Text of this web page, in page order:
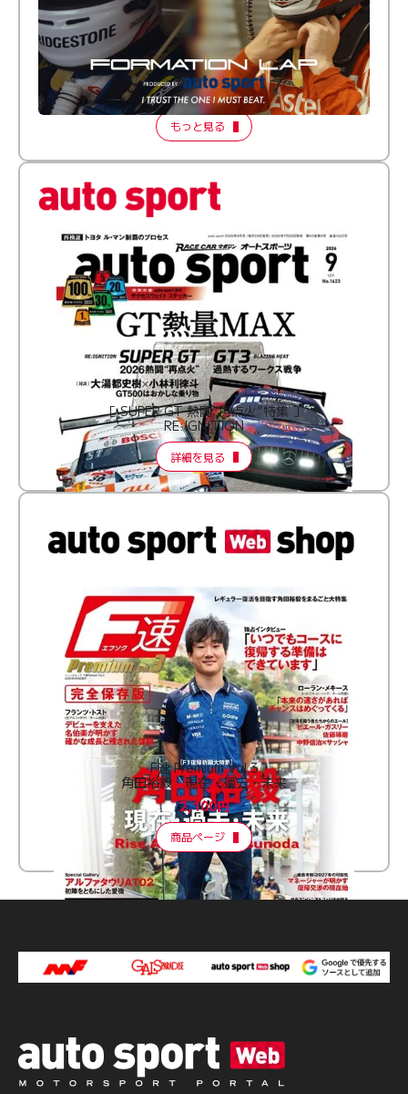
倒す相手を、信じてる。小林利徠斗 × 野村勇斗
【FORMATION LAP Produced by auto sport】
2026 Episode 2
もっと見る
［ SUPER GT 熱闘“再点火”特集 ］
RE:IGNITION
詳細を見る
F速 Premium Vol.3
角田裕毅 現在・過去・未来
2,100円
商品ページ